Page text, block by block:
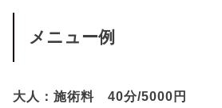
メニュー例
大人：施術料 40分/5000円